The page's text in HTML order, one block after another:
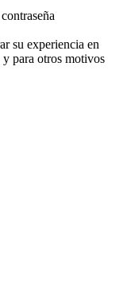
su experiencia en
y para otros motivos